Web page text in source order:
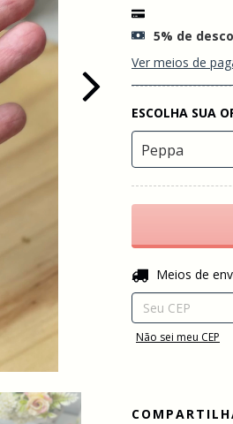
5% de
Ver meios de
ESCOLHA SUA
Entregas para o
Meios de
Não sei meu CEP